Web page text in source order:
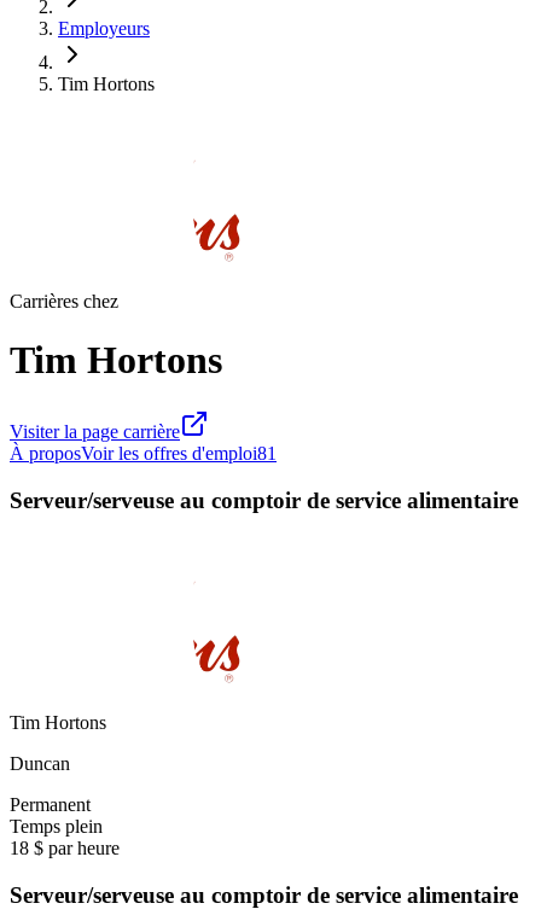
Employeurs
Tim Hortons
Carrières chez
Tim Hortons
Visiter la page carrière
À proposVoir les offres d'emploi81
Serveur/serveuse au comptoir de service alimentaire
Tim Hortons
Duncan
Permanent
Temps plein
18 $ par heure
Serveur/serveuse au comptoir de service alimentaire